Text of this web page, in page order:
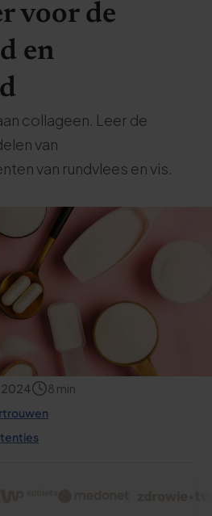
voor de
en
collageen. Leer de
van
van rundvlees en vis.
2024 8 min